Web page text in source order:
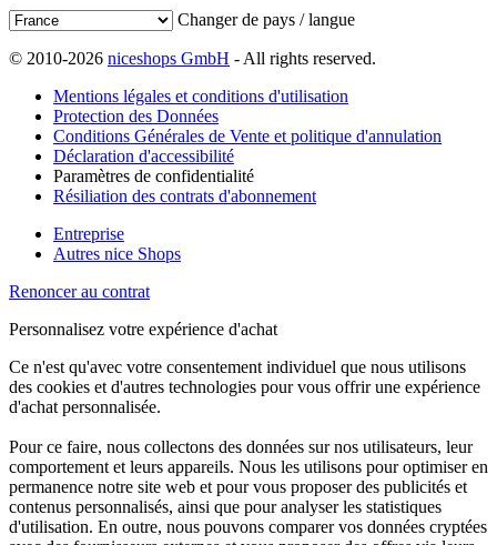
Changer de pays / langue
© 2010-2026 niceshops GmbH - All rights reserved.
Mentions légales et conditions d'utilisation
Protection des Données
Conditions Générales de Vente et politique d'annulation
Déclaration d'accessibilité
Paramètres de confidentialité
Résiliation des contrats d'abonnement
Entreprise
Autres nice Shops
Renoncer au contrat
Personnalisez votre expérience d'achat
Ce n'est qu'avec votre consentement individuel que nous utilisons
des cookies et d'autres technologies pour vous offrir une expérience
d'achat personnalisée.
Pour ce faire, nous collectons des données sur nos utilisateurs, leur
comportement et leurs appareils. Nous les utilisons pour optimiser en
permanence notre site web et pour vous proposer des publicités et
contenus personnalisés, ainsi que pour analyser les statistiques
d'utilisation. En outre, nous pouvons comparer vos données cryptées